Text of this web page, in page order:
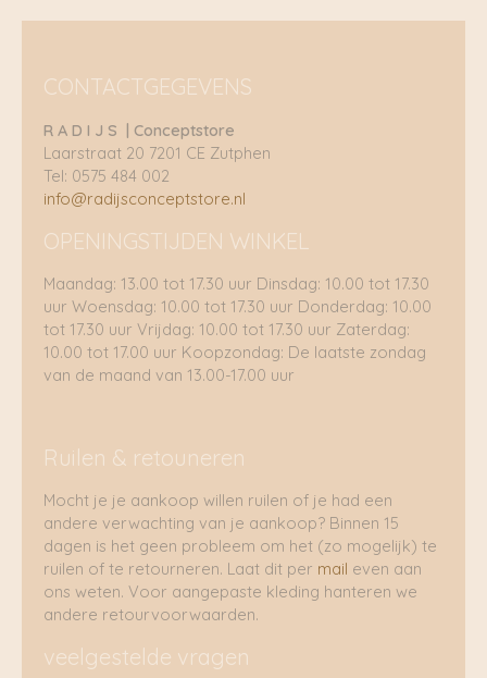
CONTACTGEGEVENS
R A D I J S | Conceptstore
Laarstraat 20 7201 CE Zutphen
Tel: 0575 484 002
info@radijsconceptstore.nl
OPENINGSTIJDEN WINKEL
Maandag: 13.00 tot 17.30 uur Dinsdag: 10.00 tot 17.30
uur Woensdag: 10.00 tot 17.30 uur Donderdag: 10.00
tot 17.30 uur Vrijdag: 10.00 tot 17.30 uur Zaterdag:
10.00 tot 17.00 uur Koopzondag: De laatste zondag
van de maand van 13.00-17.00 uur
Ruilen & retouneren
Mocht je je aankoop willen ruilen of je had een
andere verwachting van je aankoop? Binnen 15
dagen is het geen probleem om het (zo mogelijk) te
ruilen of te retourneren. Laat dit per mail even aan
ons weten. Voor aangepaste kleding hanteren we
andere retourvoorwaarden.
veelgestelde vragen